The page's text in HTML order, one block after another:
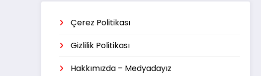
Çerez Politikası
Gizlilik Politikası
Hakkımızda – Medyadayız